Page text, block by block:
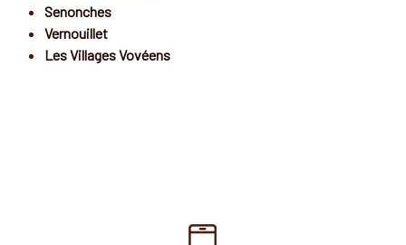
Senonches
Vernouillet
Les Villages Vovéens